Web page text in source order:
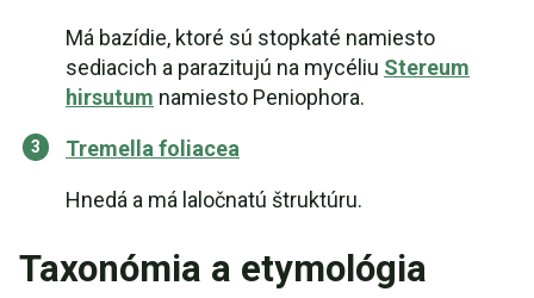
Má bazídie, ktoré sú stopkaté namiesto
sediacich a parazitujú na mycéliu Stereum
hirsutum namiesto Peniophora.
Tremella foliacea
Hnedá a má laločnatú štruktúru.
Taxonómia a etymológia